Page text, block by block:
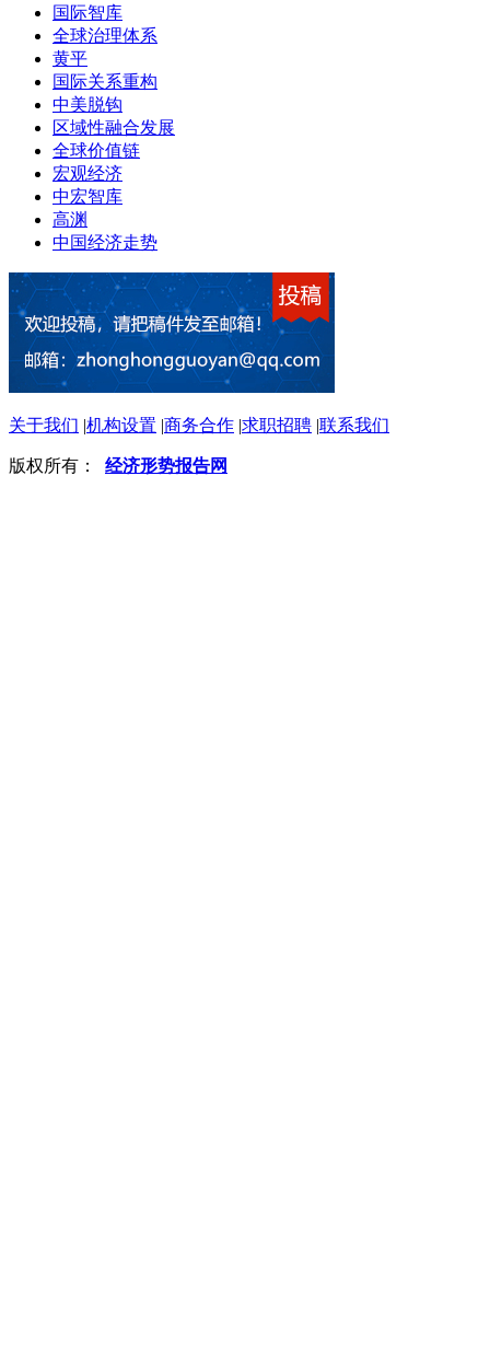
国际智库
全球治理体系
黄平
国际关系重构
中美脱钩
区域性融合发展
全球价值链
宏观经济
中宏智库
高渊
中国经济走势
关于我们 |机构设置 |商务合作 |求职招聘 |联系我们
版权所有： 经济形势报告网